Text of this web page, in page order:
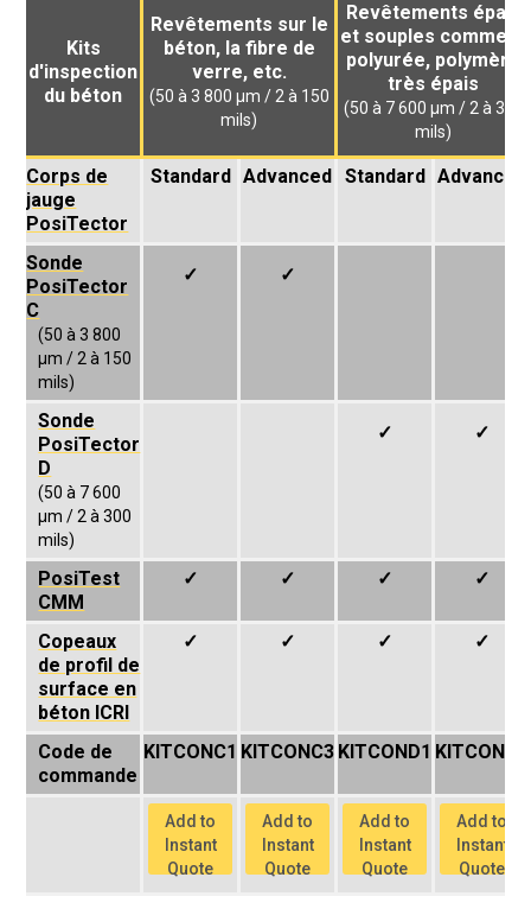
Kits
d'inspection
du béton
Revêtements sur le
béton, la fibre de
verre, etc.
(50 à 3 800 µm / 2 à 150
mils)
Revêtements épais
et souples comme la
polyurée, polymère
très épais
(50 à 7 600 µm / 2 à 300
mils)
Corps de
jauge
PosiTector
Standard Advanced Standard Advanced
(50 à 3 800
µm / 2 à 150
mils)
Sonde
PosiTector
C
✓ ✓
(50 à 7 600
µm / 2 à 300
mils)
Sonde
PosiTector
D
✓ ✓
PosiTest
CMM
✓ ✓ ✓ ✓
Copeaux
de profil de
surface en
béton ICRI
✓ ✓ ✓ ✓
Code de
commande
KITCONC1 KITCONC3 KITCOND1 KITCOND3
Add to
Instant
Quote
Add to
Instant
Quote
Add to
Instant
Quote
Add to
Instant
Quote